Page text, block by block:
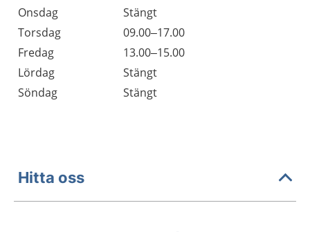
Onsdag
Stängt
Torsdag
09.00–17.00
Fredag
13.00–15.00
Lördag
Stängt
Söndag
Stängt
Hitta oss